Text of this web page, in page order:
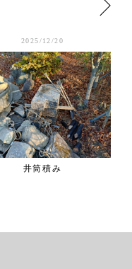
2025/12/20
井筒積み